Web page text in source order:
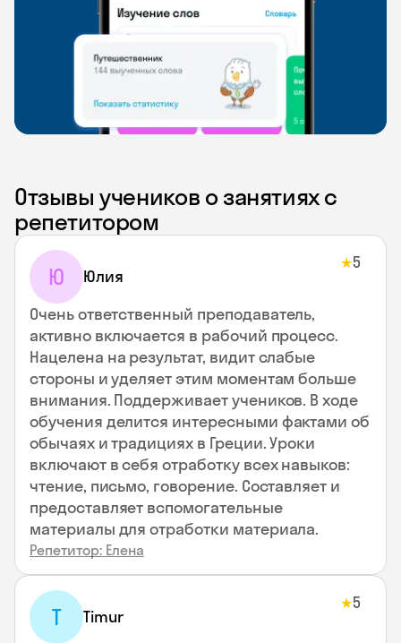
Отзывы учеников о занятиях с
репетитором
Ю Юлия
★5
Очень ответственный преподаватель,
активно включается в рабочий процесс.
Нацелена на результат, видит слабые
стороны и уделяет этим моментам больше
внимания. Поддерживает учеников. В ходе
обучения делится интересными фактами об
обычаях и традициях в Греции. Уроки
включают в себя отработку всех навыков:
чтение, письмо, говорение. Составляет и
предоставляет вспомогательные
материалы для отработки материала.
Репетитор: Елена
T Timur
★5